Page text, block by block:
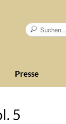
Presse
5